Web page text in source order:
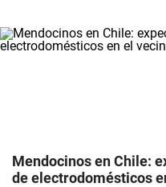
Mendocinos en Chile:
de electrodomésticos